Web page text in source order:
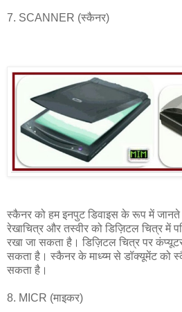
7. SCANNER (स्कैनर)
स्कैनर को हम इनपुट डिवाइस के रूप में
रेखाचित्र और तस्वीर को डिज़िटल चित्र में
रखा जा सकता है। डिज़िटल चित्र पर कंप्यूटर
सकता है। स्कैनर के माध्य्म से डॉक्यूमेंट को
सकता है।
8. MICR (माइकर)